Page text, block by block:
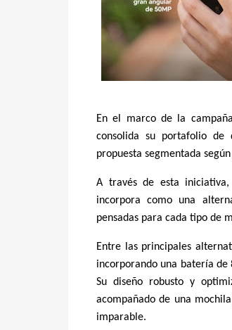
En el marco de la
consolida su portafolio de
propuesta segmentada
A través de esta
incorpora como una
pensadas para cada tipo de
Entre las principales
incorporando una batería de
Su diseño robusto y
acompañado de una
imparable.